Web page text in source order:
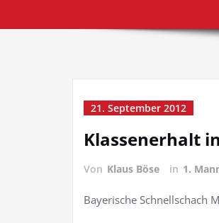
21. September 2012
Klassenerhalt
Von Klaus Böse in 1.
Bayerische Schnellschach